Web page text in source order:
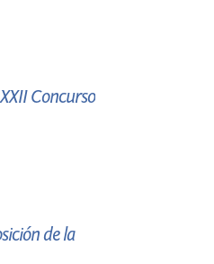
Concurso
de la